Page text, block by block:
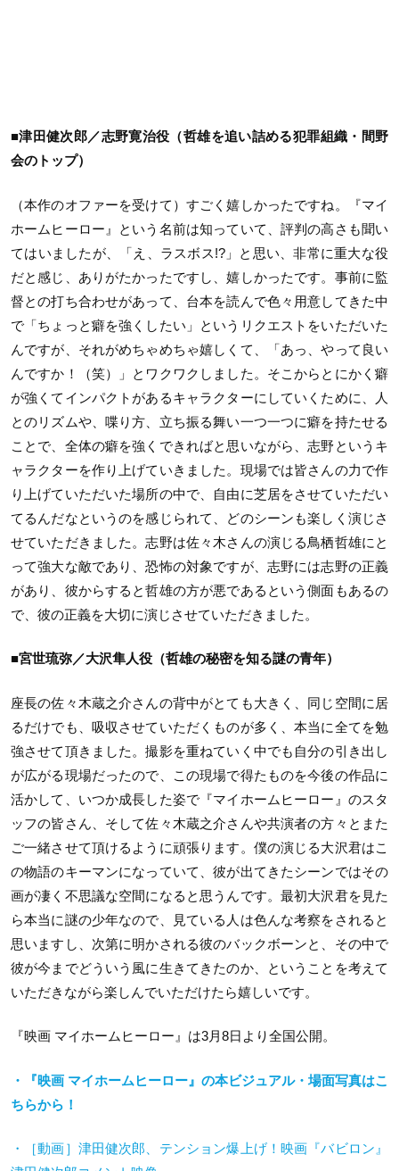
■津田健次郎／志野寛治役（哲雄を追い詰める犯罪組織・間野
会のトップ）
（本作のオファーを受けて）すごく嬉しかったですね。『マイ
ホームヒーロー』という名前は知っていて、評判の高さも聞い
てはいましたが、「え、ラスボス!?」と思い、非常に重大な役
だと感じ、ありがたかったですし、嬉しかったです。事前に監
督との打ち合わせがあって、台本を読んで色々用意してきた中
で「ちょっと癖を強くしたい」というリクエストをいただいた
んですが、それがめちゃめちゃ嬉しくて、「あっ、やって良い
んですか！（笑）」とワクワクしました。そこからとにかく癖
が強くてインパクトがあるキャラクターにしていくために、人
とのリズムや、喋り方、立ち振る舞い一つ一つに癖を持たせる
ことで、全体の癖を強くできればと思いながら、志野というキ
ャラクターを作り上げていきました。現場では皆さんの力で作
り上げていただいた場所の中で、自由に芝居をさせていただい
てるんだなというのを感じられて、どのシーンも楽しく演じさ
せていただきました。志野は佐々木さんの演じる鳥栖哲雄にと
って強大な敵であり、恐怖の対象ですが、志野には志野の正義
があり、彼からすると哲雄の方が悪であるという側面もあるの
で、彼の正義を大切に演じさせていただきました。
■宮世琉弥／大沢隼人役（哲雄の秘密を知る謎の青年）
座長の佐々木蔵之介さんの背中がとても大きく、同じ空間に居
るだけでも、吸収させていただくものが多く、本当に全てを勉
強させて頂きました。撮影を重ねていく中でも自分の引き出し
が広がる現場だったので、この現場で得たものを今後の作品に
活かして、いつか成長した姿で『マイホームヒーロー』のスタ
ッフの皆さん、そして佐々木蔵之介さんや共演者の方々とまた
ご一緒させて頂けるように頑張ります。僕の演じる大沢君はこ
の物語のキーマンになっていて、彼が出てきたシーンではその
画が凄く不思議な空間になると思うんです。最初大沢君を見た
ら本当に謎の少年なので、見ている人は色んな考察をされると
思いますし、次第に明かされる彼のバックボーンと、その中で
彼が今までどういう風に生きてきたのか、ということを考えて
いただきながら楽しんでいただけたら嬉しいです。
『映画 マイホームヒーロー』は3月8日より全国公開。
・『映画 マイホームヒーロー』の本ビジュアル・場面写真はこ
ちらから！
・［動画］津田健次郎、テンション爆上げ！映画『バビロン』